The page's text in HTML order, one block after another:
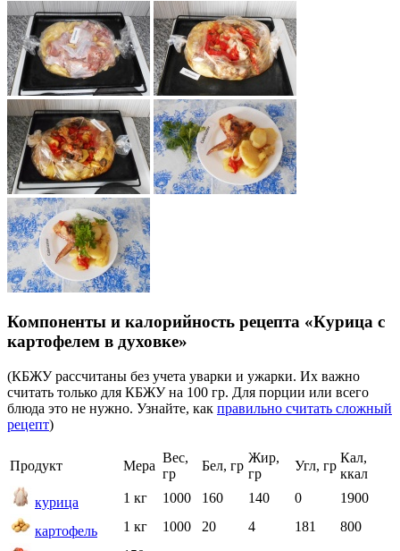
Компоненты и калорийность рецепта «Курица с
картофелем в духовке»
(КБЖУ рассчитаны без учета уварки и ужарки. Их важно
считать только для КБЖУ на 100 гр. Для порции или всего
блюда это не нужно. Узнайте, как правильно считать сложный
рецепт)
Продукт Мера
Вес,
гр
Бел, гр
Жир,
гр
Угл, гр
Кал,
ккал
курица
1 кг 1000 160 140 0 1900
картофель 1 кг 1000 20 4 181
800